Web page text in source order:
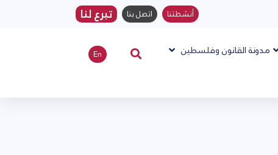
أنشطتنا اتصل بنا تبرع لنا
مدونة القانون وفلسطين En